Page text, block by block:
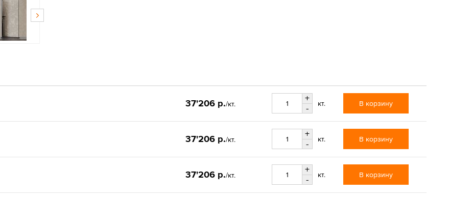
37'206 р./кт.
+
-
кт. В корзину
37'206 р./кт.
+
-
кт. В корзину
37'206 р./кт.
+
-
кт. В корзину